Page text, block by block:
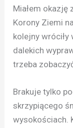
Miałem
Korony Ziemi
kolejny wróciły
dalekich
trzeba
Brakuje tylko
skrzypiącego
wysokościach.